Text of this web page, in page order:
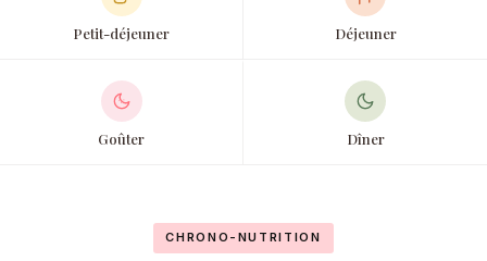
Petit-déjeuner Déjeuner
Goûter Dîner
CHRONO-NUTRITION